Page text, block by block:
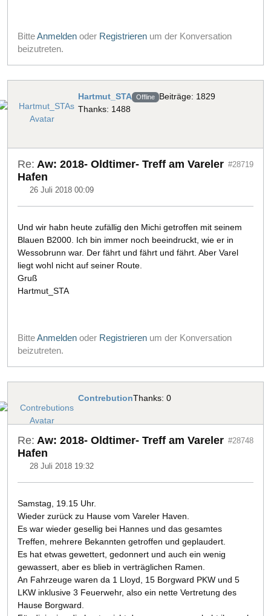
BitteAnmelden oder Registrieren um der Konversation
beizutreten.
Hartmut_STA Offline Beiträge: 1829
Thanks: 1488
Re: Aw: 2018- Oldtimer- Treff am Vareler
Hafen
26 Juli 2018 00:09
#28719
Und wir habn heute zufällig den Michi getroffen mit seinem
Blauen B2000. Ich bin immer noch beeindruckt, wie er in
Wessobrunn war. Der fährt und fährt und fährt. Aber Varel
liegt wohl nicht auf seiner Route.
Gruß
Hartmut_STA
BitteAnmelden oder Registrieren um der Konversation
beizutreten.
ContrebutionThanks: 0
Re: Aw: 2018- Oldtimer- Treff am Vareler
Hafen
28 Juli 2018 19:32
#28748
Samstag, 19.15 Uhr.
Wieder zurück zu Hause vom Vareler Haven.
Es war wieder gesellig bei Hannes und das gesamtes
Treffen, mehrere Bekannten getroffen und geplaudert.
Es hat etwas gewettert, gedonnert und auch ein wenig
gewassert, aber es blieb in verträglichen Ramen.
An Fahrzeuge waren da 1 Lloyd, 15 Borgward PKW und 5
LKW inklusive 3 Feuerwehr, also ein nette Vertretung des
Hause Borgward.